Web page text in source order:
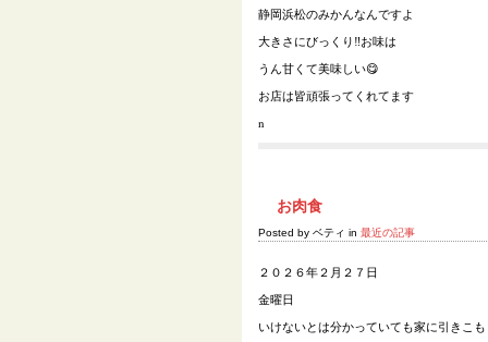
静岡浜松のみかんなんですよ
大きさにびっくり‼️お味は
うん甘くて美味しい😋
お店は皆頑張ってくれてます
n
お肉食
Posted by ベティ in 最近の記事
２０２６年２月２７日
金曜日
いけないとは分かっていても家に引きこ